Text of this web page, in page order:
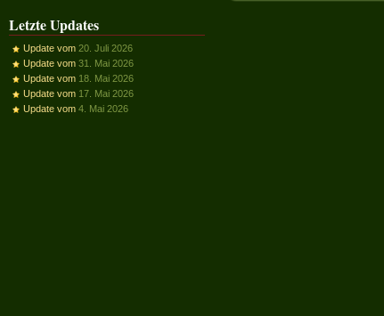
Letzte Updates
Update vom 20. Juli 2026
Update vom 31. Mai 2026
Update vom 18. Mai 2026
Update vom 17. Mai 2026
Update vom 4. Mai 2026